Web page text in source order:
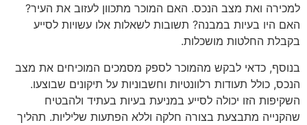
למכירה ואת מצב הנכס. האם המוכר מתכוון לעזוב את העיר?
האם היו בעיות במבנה? תשובות לשאלות אלו עשויות לסייע
בקבלת החלטות מושכלות.
בנוסף, כדאי לבקש מהמוכר לספק מסמכים המוכיחים את מצב
הנכס, כולל תעודות רלוונטיות וחשבוניות על תיקונים שבוצעו.
השקיפות הזו יכולה לסייע במניעת בעיות בעתיד ולהבטיח
שהקנייה מתבצעת בצורה חלקה וללא הפתעות שליליות. תהליך